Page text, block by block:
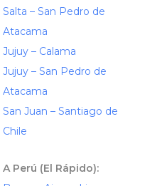
Salta – San Pedro de
Atacama
Jujuy – Calama
Jujuy – San Pedro de
Atacama
San Juan – Santiago de
Chile
A Perú (El Rápido):